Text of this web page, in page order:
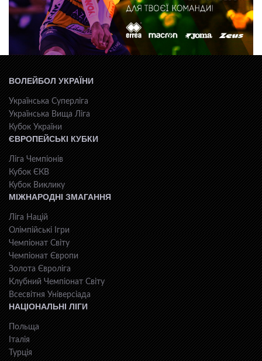
ВОЛЕЙБОЛ УКРАЇНИ
Українська Суперліга
Українська Вища Ліга
Кубок України
ЄВРОПЕЙСЬКІ КУБКИ
Ліга Чемпіонів
Кубок ЄКВ
Кубок Виклику
МІЖНАРОДНІ ЗМАГАННЯ
Ліга Націй
Олімпійські Ігри
Чемпіонат Світу
Чемпіонат Європи
Золота Євроліга
Клубний Чемпіонат Світу
Всесвiтня Унiверсiaда
НАЦІОНАЛЬНІ ЛІГИ
Польща
Італія
Турція